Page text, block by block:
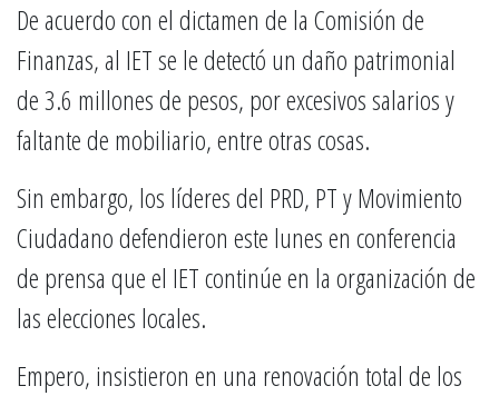
De acuerdo con el dictamen de la Comisión de
Finanzas, al IET se le detectó un daño patrimonial
de 3.6 millones de pesos, por excesivos salarios y
faltante de mobiliario, entre otras cosas.
Sin embargo, los líderes del PRD, PT y Movimiento
Ciudadano defendieron este lunes en conferencia
de prensa que el IET continúe en la organización de
las elecciones locales.
Empero, insistieron en una renovación total de los